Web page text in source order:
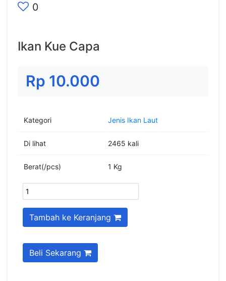
0
Ikan Kue Capa
Rp 10.000
Kategori Jenis Ikan Laut
Di lihat 2465 kali
Berat(/pcs) 1 Kg
Tambah ke Keranjang
Beli Sekarang